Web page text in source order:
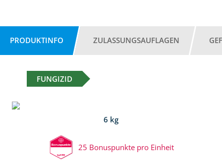
PRODUKTINFO ZULASSUNGSAUFLAGEN
FUNGIZID
6 kg
25 Bonuspunkte pro Einheit